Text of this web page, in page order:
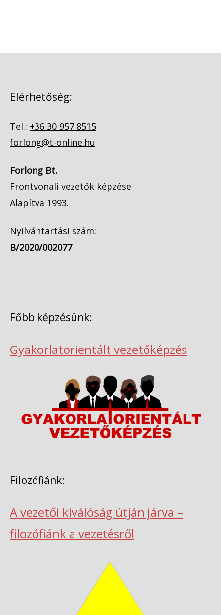
Elérhetőség:
Tel.: +36 30 957 8515
forlong@t-online.hu
Forlong Bt.
Frontvonali vezetők képzése
Alapítva 1993.
Nyilvántartási szám:
B/2020/002077
Főbb képzésünk:
Gyakorlatorientált vezetőképzés
Filozófiánk:
A vezetői kiválóság útján járva –
filozófiánk a vezetésről